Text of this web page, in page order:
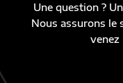
Une question ?
Nous assurons le
venez